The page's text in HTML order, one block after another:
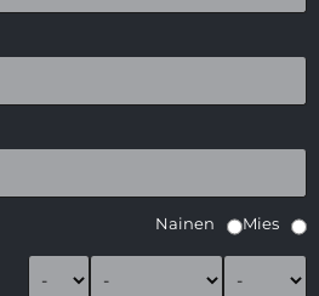
Mies
Nainen